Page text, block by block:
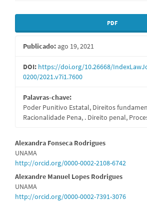
Barra
lateral
de
artigos
PDF
Publicado:ago 19, 2021
DOI: https://doi.org/10.26668/
0200/2021.v7i1.7600
Palavras-chave:
Poder Punitivo Estatal, Direitos
Racionalidade Pena, . Direito penal,
Conteúdo
do
artigo
principal
Alexandra Fonseca Rodrigues
UNAMA
http://orcid.org/0000-0002-2108-6742
Alexandre Manuel Lopes Rodrigues
UNAMA
http://orcid.org/0000-0002-7391-3076